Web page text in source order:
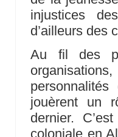
injustices
d’ailleurs des
Au fil des
jouèrent un
dernier.
coloniale en